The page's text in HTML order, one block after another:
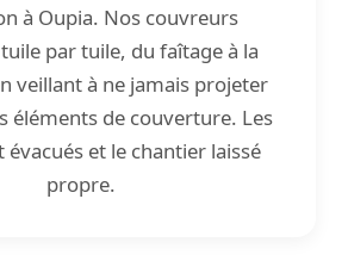
à Oupia. Nos couvreurs
par tuile, du faîtage à la
veillant à ne jamais projeter
éléments de couverture. Les
évacués et le chantier laissé
propre.